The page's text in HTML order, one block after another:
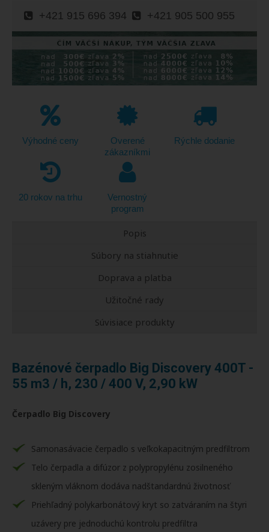
+421 915 696 394 +421 905 500 955
Výhodné ceny
Overené
zákazníkmi
Rýchle dodanie
20 rokov na trhu
Vernostný
program
Popis
Súbory na stiahnutie
Doprava a platba
Užitočné rady
Súvisiace produkty
Bazénové čerpadlo Big Discovery 400T -
55 m3 / h, 230 / 400 V, 2,90 kW
Čerpadlo Big Discovery
Samonasávacie čerpadlo s veľkokapacitným predfiltrom
Telo čerpadla a difúzor z polypropylénu zosilneného
skleným vláknom dodáva nadštandardnú životnosť
Priehľadný polykarbonátový kryt so zatváraním na štyri
uzávery pre jednoduchú kontrolu predfiltra